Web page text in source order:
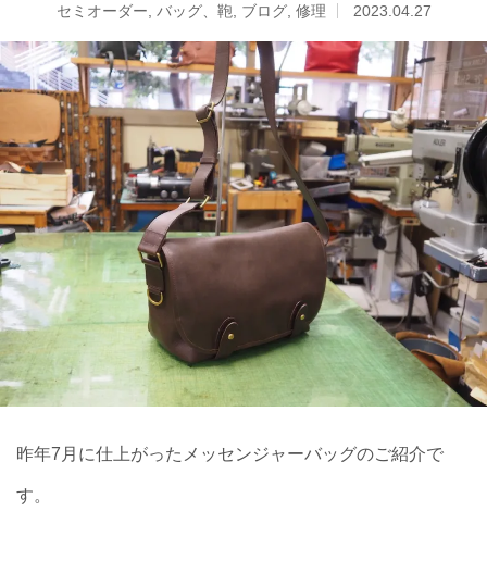
セミオーダー バッグ、鞄 ブログ, 修理 2023.04.27
昨年7月に仕上がったメッセンジャーバッグのご紹介で
す。